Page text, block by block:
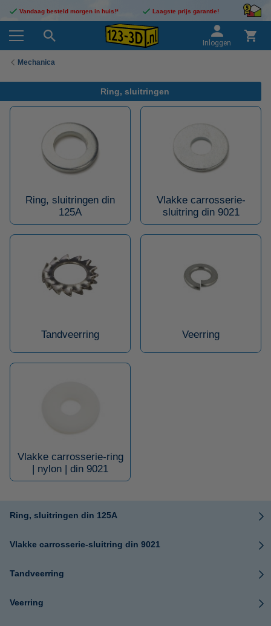
Vandaag besteld morgen in huis!* Laagste prijs garantie!
Inloggen
Mechanica
Ring, sluitringen
Ring, sluitringen din
125A
Vlakke carrosserie-
sluitring din 9021
Tandveerring Veerring
Vlakke carrosserie-ring
| nylon | din 9021
Ring, sluitringen din 125A
Vlakke carrosserie-sluitring din 9021
Tandveerring
Veerring